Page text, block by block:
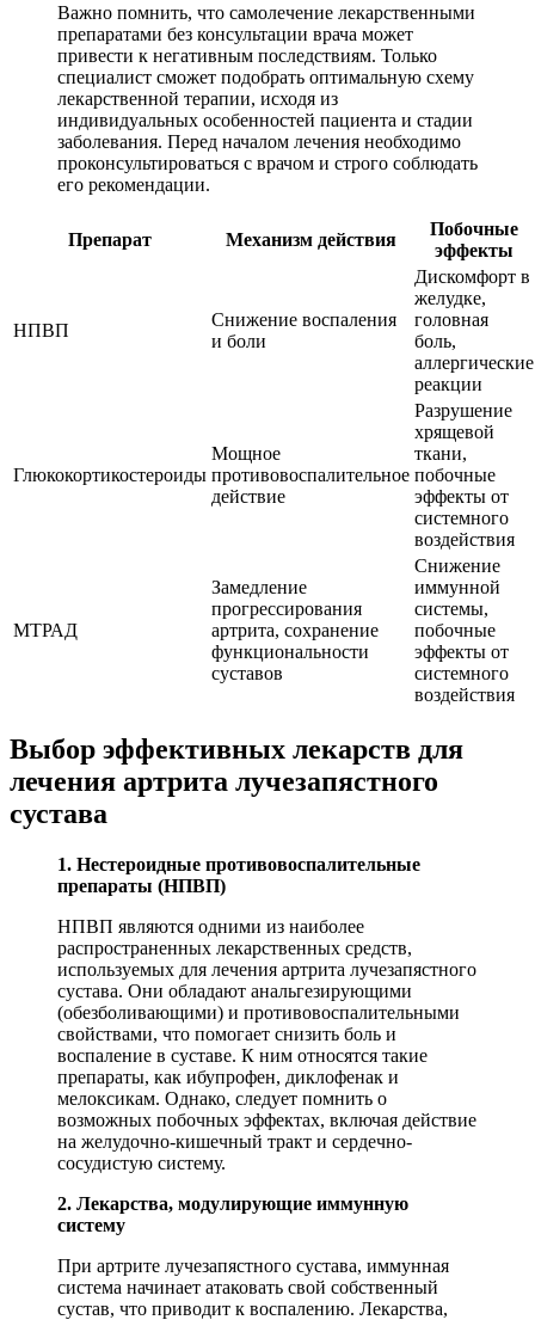
Важно помнить, что самолечение лекарственными
препаратами без консультации врача может
привести к негативным последствиям. Только
специалист сможет подобрать оптимальную схему
лекарственной терапии, исходя из
индивидуальных особенностей пациента и стадии
заболевания. Перед началом лечения необходимо
проконсультироваться с врачом и строго соблюдать
его рекомендации.
Препарат Механизм действия
Побочные
эффекты
НПВП
Снижение воспаления
и боли
Дискомфорт в
желудке,
головная
боль,
аллергические
реакции
Глюкокортикостероиды
Мощное
противовоспалительное
действие
Разрушение
хрящевой
ткани,
побочные
эффекты от
системного
воздействия
МТРАД
Замедление
прогрессирования
артрита, сохранение
функциональности
суставов
Снижение
иммунной
системы,
побочные
эффекты от
системного
воздействия
Выбор эффективных лекарств для
лечения артрита лучезапястного
сустава
1. Нестероидные противовоспалительные
препараты (НПВП)
НПВП являются одними из наиболее
распространенных лекарственных средств,
используемых для лечения артрита лучезапястного
сустава. Они обладают анальгезирующими
(обезболивающими) и противовоспалительными
свойствами, что помогает снизить боль и
воспаление в суставе. К ним относятся такие
препараты, как ибупрофен, диклофенак и
мелоксикам. Однако, следует помнить о
возможных побочных эффектах, включая действие
на желудочно-кишечный тракт и сердечно-
сосудистую систему.
2. Лекарства, модулирующие иммунную
систему
При артрите лучезапястного сустава, иммунная
система начинает атаковать свой собственный
сустав, что приводит к воспалению. Лекарства,